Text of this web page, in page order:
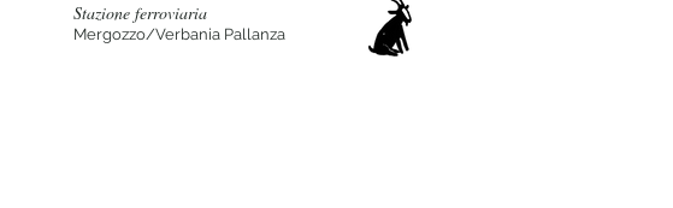
Stazione ferroviaria
Mergozzo/Verbania Pallanza